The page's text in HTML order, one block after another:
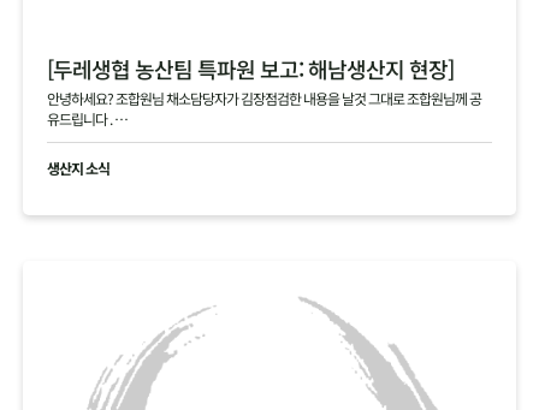
[두레생협 농산팀 특파원 보고: 해남생산지 현장]
안녕하세요? 조합원님 채소담당자가 김장점검한 내용을 날것 그대로 조합원님께 공
유드립니다 .
현재 생산지사진으로 김장생활재의 현황을 공유드립니다
생산지 소식